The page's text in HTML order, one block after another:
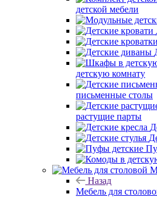
детской мебели
детскую комнату
письменные столы
растущие парты
Назад
Мебель для